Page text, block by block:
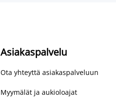
Asiakaspalvelu
Ota yhteyttä asiakaspalveluun
Myymälät ja aukioloajat